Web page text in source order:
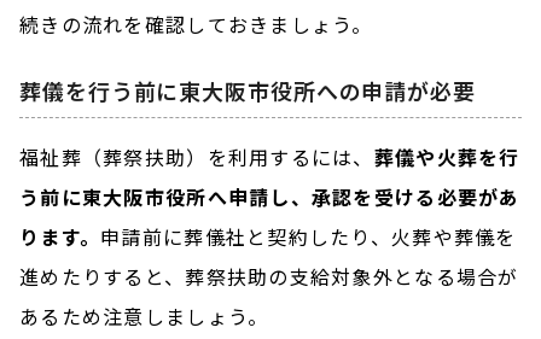
続きの流れを確認しておきましょう。
葬儀を行う前に東大阪市役所への申請が必要
福祉葬（葬祭扶助）を利用するには、 葬儀や火葬を行
う前に東大阪市役所へ申請し、承認を受ける必要があ
ります。 申請前に葬儀社と契約したり、火葬や葬儀を
進めたりすると、葬祭扶助の支給対象外となる場合が
あるため注意しましょう。